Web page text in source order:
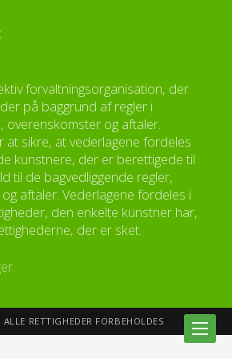
forvaltningsorganisation, der
på baggrund af regler i
overenskomster og aftaler.
at sikre, at vederlagene fordeles
kunstnere, der er berettigede til
til de bagvedliggende regler,
aftaler. Vederlagene fordeles i
den enkelte kunstner har,
der er sket.
RETTIGHEDER FORBEHOLDES